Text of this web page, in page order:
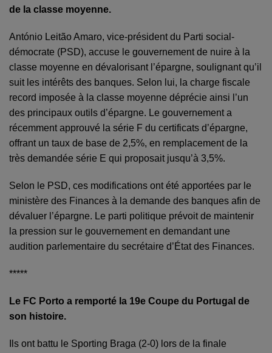
de la classe moyenne.
António Leitão Amaro, vice-président du Parti social-
démocrate (PSD), accuse le gouvernement de nuire à la
classe moyenne en dévalorisant l’épargne, soulignant qu’il
suit les intérêts des banques. Selon lui, la charge fiscale
record imposée à la classe moyenne déprécie ainsi l’un
des principaux outils d’épargne. Le gouvernement a
récemment approuvé la série F du certificats d’épargne,
offrant un taux de base de 2,5%, en remplacement de la
très demandée série E qui proposait jusqu’à 3,5%.
Selon le PSD, ces modifications ont été apportées par le
ministère des Finances à la demande des banques afin de
dévaluer l’épargne. Le parti politique prévoit de maintenir
la pression sur le gouvernement en demandant une
audition parlementaire du secrétaire d’État des Finances.
*****
Le FC Porto a remporté la 19e Coupe du Portugal de
son histoire.
Ils ont battu le Sporting Braga (2-0) lors de la finale